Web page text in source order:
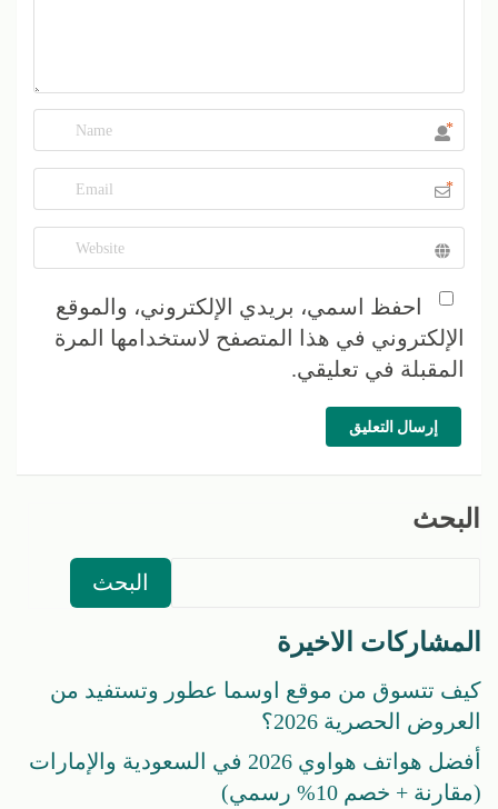
*
*
احفظ اسمي، بريدي الإلكتروني، والموقع
الإلكتروني في هذا المتصفح لاستخدامها المرة
المقبلة في تعليقي.
إرسال التعليق
البحث
البحث
المشاركات الاخيرة
كيف تتسوق من موقع اوسما عطور وتستفيد من
العروض الحصرية 2026؟
أفضل هواتف هواوي 2026 في السعودية والإمارات
(مقارنة + خصم 10% رسمي)